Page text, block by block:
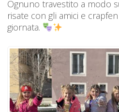
Ognuno travestito a modo
risate con gli amici e
giornata.